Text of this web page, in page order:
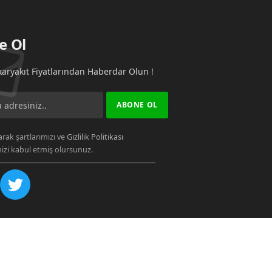
Ol
Fiyatlarından Haberdar Olun !
şartlarımızı veGizlilik Politikası
kabul etmiş olursunuz.